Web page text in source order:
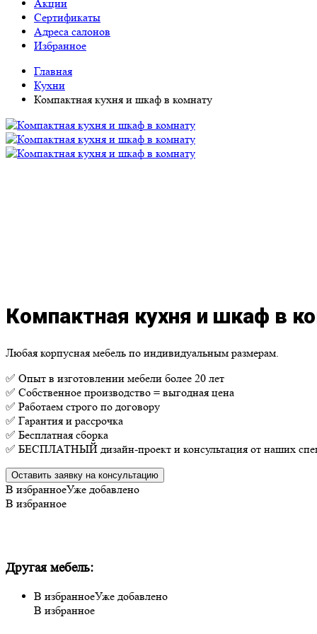
Акции
Сертификаты
Адреса салонов
Избранное
Главная
Кухни
Компактная кухня и шкаф в комнату
Компактная кухня и шкаф в
Любая корпусная мебель по индивидуальным размерам.
✅ Опыт в изготовлении мебели более 20 лет
✅ Собственное производство = выгодная цена
✅ Работаем строго по договору
✅ Гарантия и рассрочка
✅ Бесплатная сборка
✅ БЕСПЛАТНЫЙ дизайн-проект и консультация от наших
Оставить заявку на консультацию
В избранноеУже добавлено
В избранное
Другая мебель:
В избранноеУже добавлено
В избранное